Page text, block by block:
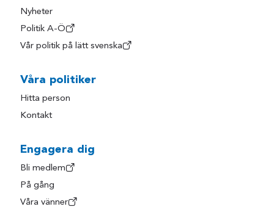
Nyheter
Politik A-Ö
Vår politik på lätt svenska
Våra politiker
Hitta person
Kontakt
Engagera dig
Bli medlem
På gång
Våra vänner